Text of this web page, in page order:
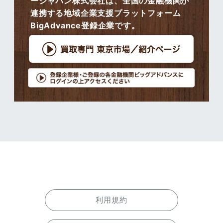
連携する地域企業支援プラットフォーム
BigAdvance登録企業です。
利用規約